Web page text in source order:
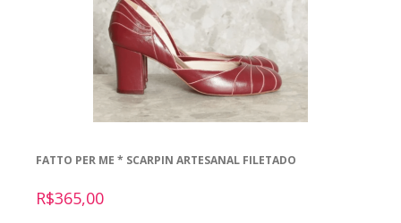
FATTO PER ME * SCARPIN ARTESANAL FILETADO
R$365,00